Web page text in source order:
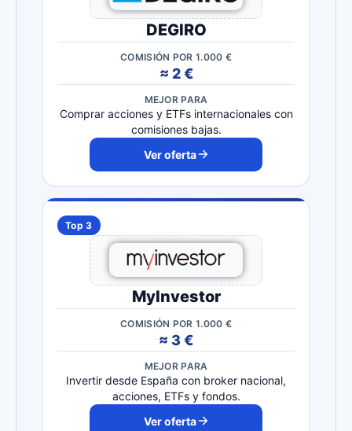
DEGIRO
COMISIÓN POR 1.000 €
≈ 2 €
MEJOR PARA
Comprar acciones y ETFs internacionales con
comisiones bajas.
Ver oferta
Top 3
MyInvestor
COMISIÓN POR 1.000 €
≈ 3 €
MEJOR PARA
Invertir desde España con broker nacional,
acciones, ETFs y fondos.
Ver oferta